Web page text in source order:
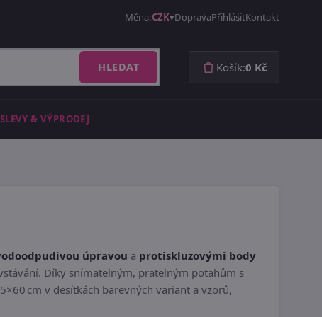
Měna:CZK DopravaPřihlásitKontakt
HLEDAT Košík:0 Kč
SLEVY & VÝPRODEJ
úpravou a protiskluzovými body
Díky snímatelným, pratelným potahům s
cm v desítkách barevných variant a vzorů,